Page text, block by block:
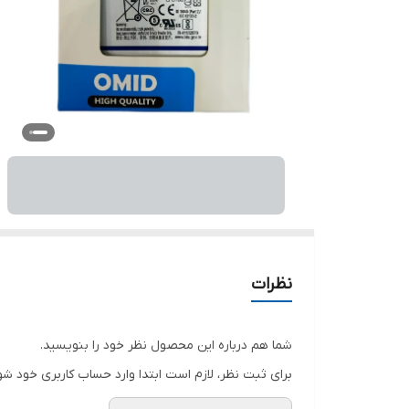
نظرات
شما هم درباره این محصول نظر خود را بنویسید.
برای ثبت نظر، لازم است ابتدا وارد حساب کاربری خود